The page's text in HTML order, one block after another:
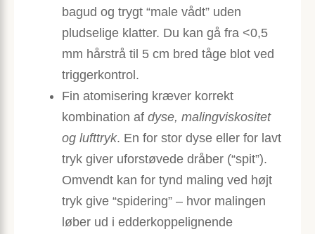
bagud og trygt “male vådt” uden
pludselige klatter. Du kan gå fra <0,5
mm hårstrå til 5 cm bred tåge blot ved
triggerkontrol.
Fin atomisering kræver korrekt
kombination af dyse, malingviskositet
og lufttryk. En for stor dyse eller for lavt
tryk giver uforstøvede dråber (“spit”).
Omvendt kan for tynd maling ved højt
tryk give “spidering” – hvor malingen
løber ud i edderkoppelignende